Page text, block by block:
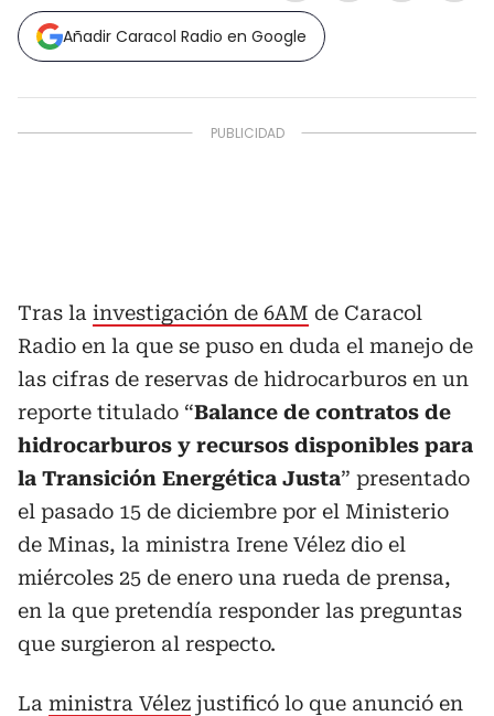
Añadir Caracol Radio en Google
Tras la investigación de 6AM de Caracol
Radio en la que se puso en duda el manejo de
las cifras de reservas de hidrocarburos en un
reporte titulado “Balance de contratos de
hidrocarburos y recursos disponibles para
la Transición Energética Justa” presentado
el pasado 15 de diciembre por el Ministerio
de Minas, la ministra Irene Vélez dio el
miércoles 25 de enero una rueda de prensa,
en la que pretendía responder las preguntas
que surgieron al respecto.
La ministra Vélez justificó lo que anunció en